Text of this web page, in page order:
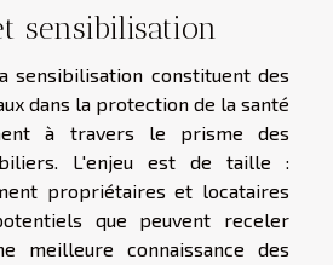
sensibilisation
sensibilisation constituent des
dans la protection de la santé
à travers le prisme des
L'enjeu est de taille :
propriétaires et locataires
que peuvent receler
meilleure connaissance des